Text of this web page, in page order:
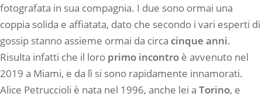
fotografata in sua compagnia. I due sono ormai una
coppia solida e affiatata, dato che secondo i vari esperti di
gossip stanno assieme ormai da circa cinque anni.
Risulta infatti che il loro primo incontro è avvenuto nel
2019 a Miami, e da lì si sono rapidamente innamorati.
Alice Petruccioli è nata nel 1996, anche lei a Torino, e